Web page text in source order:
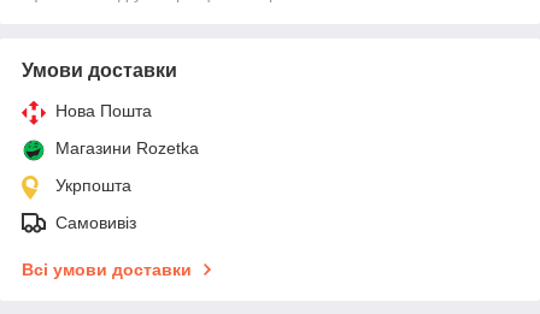
Умови доставки
Нова Пошта
Магазини Rozetka
Укрпошта
Самовивіз
Всі умови доставки